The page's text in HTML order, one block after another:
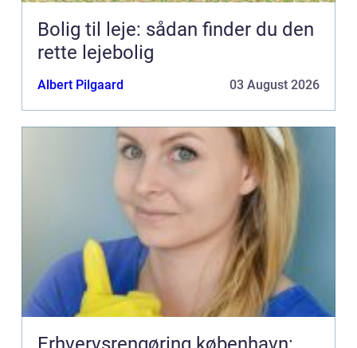
Bolig til leje: sådan finder du den
rette lejebolig
Albert Pilgaard 03 August 2026